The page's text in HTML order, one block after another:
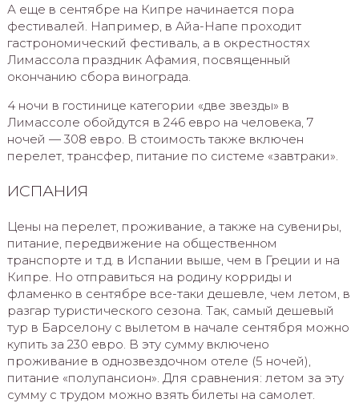
А еще в сентябре на Кипре начинается пора
фестивалей. Например, в Айа-Напе проходит
гастрономический фестиваль, а в окрестностях
Лимассола праздник Афамия, посвященный
окончанию сбора винограда.
4 ночи в гостинице категории «две звезды» в
Лимассоле обойдутся в 246 евро на человека, 7
ночей — 308 евро. В стоимость также включен
перелет, трансфер, питание по системе «завтраки».
ИСПАНИЯ
Цены на перелет, проживание, а также на сувениры,
питание, передвижение на общественном
транспорте и т.д. в Испании выше, чем в Греции и на
Кипре. Но отправиться на родину корриды и
фламенко в сентябре все-таки дешевле, чем летом, в
разгар туристического сезона. Так, самый дешевый
тур в Барселону с вылетом в начале сентября можно
купить за 230 евро. В эту сумму включено
проживание в однозвездочном отеле (5 ночей),
питание «полупансион». Для сравнения: летом за эту
сумму с трудом можно взять билеты на самолет.